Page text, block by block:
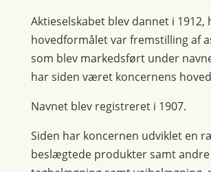
Aktieselskabet blev dannet i 1912,
hovedformålet var fremstilling af
som blev markedsført under
har siden været koncernens
Navnet blev registreret i 1907.
Siden har koncernen udviklet en
beslægtede produkter samt